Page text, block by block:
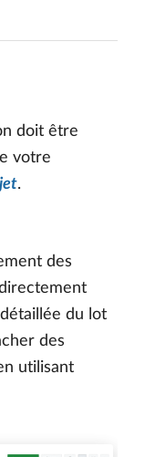
doit être
votre
.
des
du lot
des
utilisant